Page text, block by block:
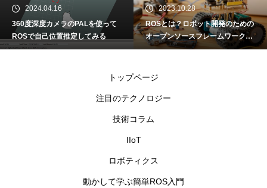
2024.04.16
360度深度カメラのPALを使って
ROSで自己位置推定してみる
2023.10.28
ROSとは？ロボット開発のための
オープンソースフレームワーク
動かして学ぶ簡単ROS入門①
トップページ
注目のテクノロジー
技術コラム
IIoT
ロボティクス
動かして学ぶ簡単ROS入門